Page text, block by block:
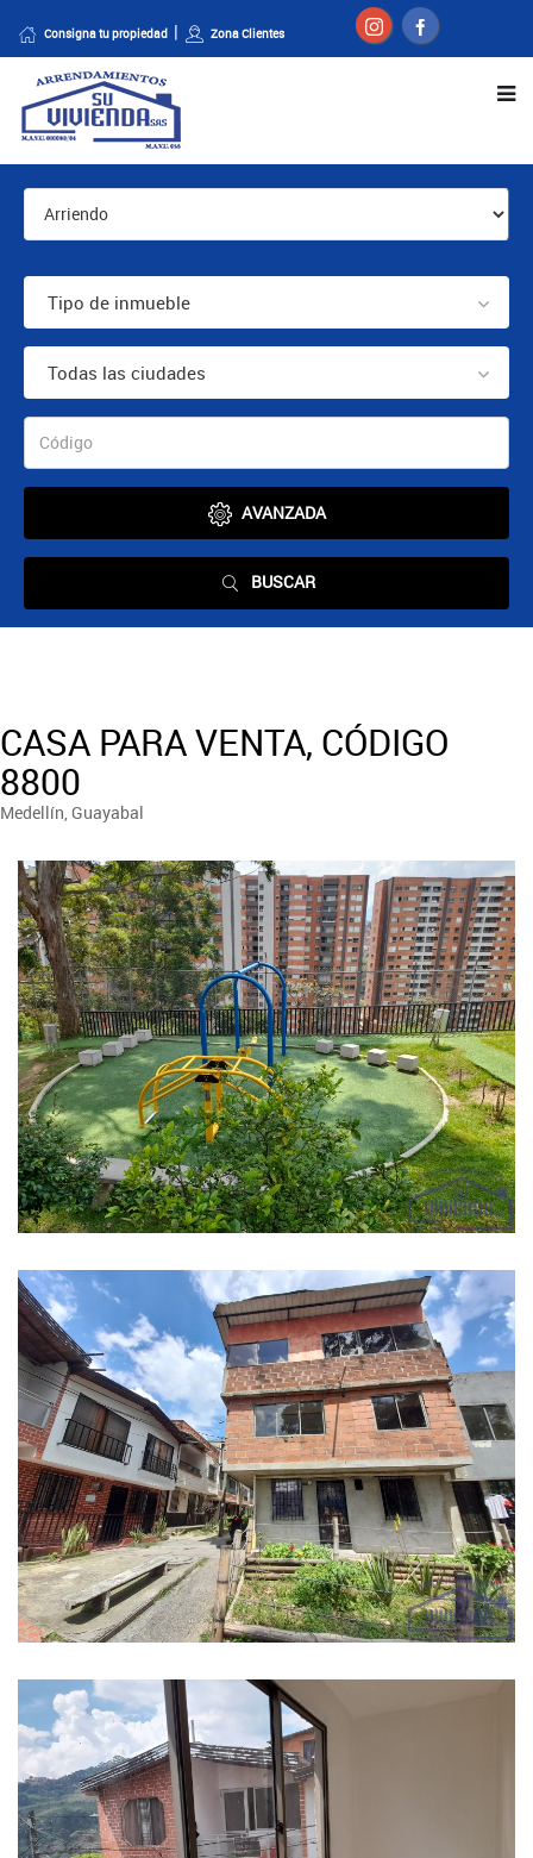
Consigna tu propiedad Zona Clientes
Tipo de inmueble
Todas las ciudades
AVANZADA
BUSCAR
CASA PARA VENTA, CÓDIGO
8800
Medellín, Guayabal